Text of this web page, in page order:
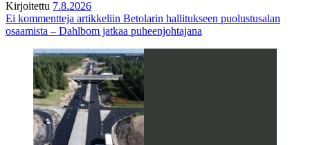
Kirjoitettu 7.8.2026
Ei kommentteja artikkeliin Betolarin hallitukseen puolustusalan
osaamista – Dahlbom jatkaa puheenjohtajana